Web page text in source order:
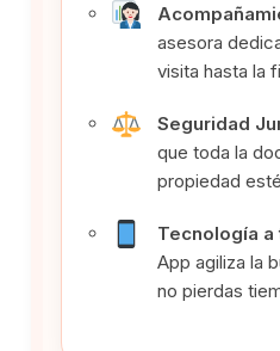
asesora
visita hasta la
Seguridad
que toda la
propiedad
Tecnología a
App agiliza la
no pierdas